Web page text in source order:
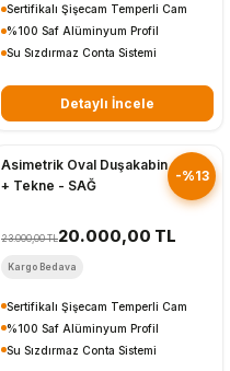
Sertifikalı Şişecam Temperli Cam
%100 Saf Alüminyum Profil
Su Sızdırmaz Conta Sistemi
Detaylı İncele
-%13
Asimetrik Oval Duşakabin
+ Tekne - SAĞ
23.000,00 TL20.000,00 TL
Kargo Bedava
Sertifikalı Şişecam Temperli Cam
%100 Saf Alüminyum Profil
Su Sızdırmaz Conta Sistemi